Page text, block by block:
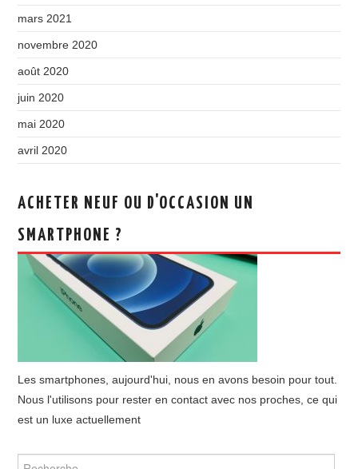
mars 2021
novembre 2020
août 2020
juin 2020
mai 2020
avril 2020
ACHETER NEUF OU D'OCCASION UN
SMARTPHONE ?
Les smartphones, aujourd'hui, nous en avons besoin pour tout.
Nous l'utilisons pour rester en contact avec nos proches, ce qui
est un luxe actuellement